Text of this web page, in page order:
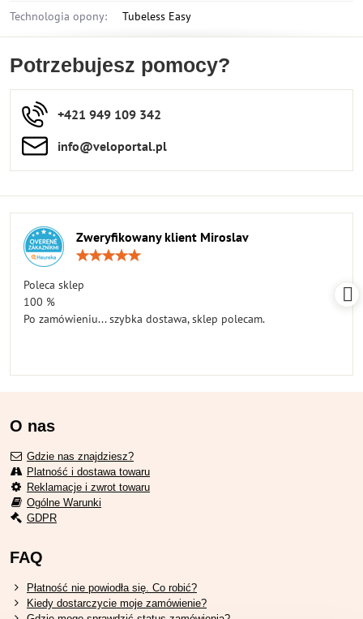
Technologia opony: Tubeless Easy
Potrzebujesz pomocy?
+421 949 109 342
info​​@veloportal​.pl
Zweryfikowany klient Miroslav
Poleca sklep
100 %
Po zamówieniu... szybka dostawa, sklep polecam.
O nas
Gdzie nas znajdziesz?
Platność i dostawa towaru
Reklamacje i zwrot towaru
Ogólne Warunki
GDPR
FAQ
Płatność nie powiodła się. Co robić?
Kiedy dostarczycie moje zamówienie?